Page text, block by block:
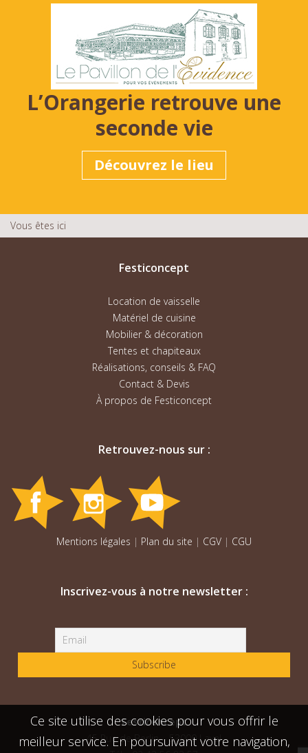
L’Orangerie retrouve une
seconde vie
Découvrez le lieu
Vous êtes ici
Festiconcept
Location de vaisselle
Matériel de cuisine
Mobilier & décoration
Tentes et chapiteaux
Réalisations, conseils & FAQ
Contact & Devis
À propos de Festiconcept
Retrouvez-nous sur :
Mentions légales | Plan du site | CGV | CGU
Inscrivez-vous à notre newsletter :
Festiconcept
45 Rue de Berlin – 53000 Laval
Ce site utilise des cookies pour vous offrir le
meilleur service. En poursuivant votre navigation,